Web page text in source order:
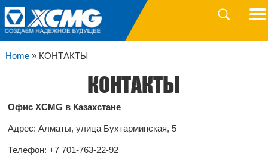
Головной
офис:
(700)
продаж:
(701)
41
Home »КОНТАКТЫ
КОНТАКТЫ
Офис XCMG в Казахстане
Адрес: Алматы, улица Бухтарминская, 5
Телефон: +7 701-763-22-92